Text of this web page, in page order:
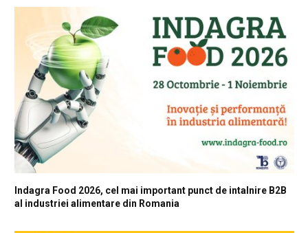
Indagra Food 2026, cel mai important punct de intalnire B2B
al industriei alimentare din Romania